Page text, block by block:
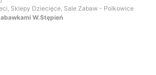
Sklepy Dziecięce, Sale Zabaw - Polkowice
W.Stępień